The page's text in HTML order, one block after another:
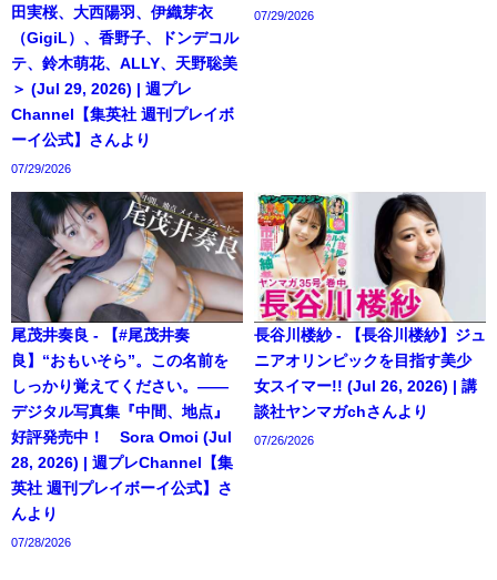
田実桜、大西陽羽、伊織芽衣
（GigiL）、香野子、ドンデコル
テ、鈴木萌花、ALLY、天野聡美
＞ (Jul 29, 2026) | 週プレ
Channel【集英社 週刊プレイボ
ーイ公式】さんより
07/29/2026
07/29/2026
尾茂井奏良 - 【#尾茂井奏
良】“おもいそら”。この名前を
しっかり覚えてください。――
デジタル写真集『中間、地点』
好評発売中！ Sora Omoi (Jul
28, 2026) | 週プレChannel【集
英社 週刊プレイボーイ公式】さ
んより
07/28/2026
長谷川楼紗 - 【長谷川楼紗】ジュ
ニアオリンピックを目指す美少
女スイマー!! (Jul 26, 2026) | 講
談社ヤンマガchさんより
07/26/2026